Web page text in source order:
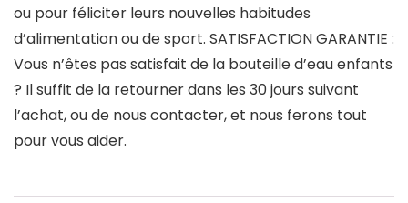
ou pour féliciter leurs nouvelles habitudes
d’alimentation ou de sport. SATISFACTION GARANTIE :
Vous n’êtes pas satisfait de la bouteille d’eau enfants
? Il suffit de la retourner dans les 30 jours suivant
l’achat, ou de nous contacter, et nous ferons tout
pour vous aider.